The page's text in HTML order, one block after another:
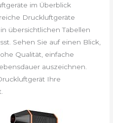
im Überblick
Druckluftgeräte
übersichtlichen Tabellen
Sehen Sie auf einen Blick,
Qualität, einfache
auszeichnen.
Ihre